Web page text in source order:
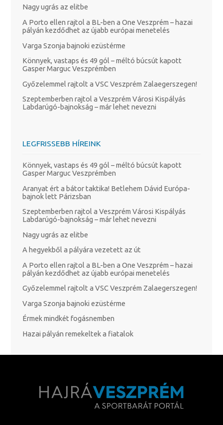
Nagy ugrás az elitbe
A Porto ellen rajtol a BL-ben a One Veszprém – hazai
pályán kezdődhet az újabb európai menetelés
Varga Szonja bajnoki ezüstérme
Könnyek, vastaps és 49 gól – méltó búcsút kapott
Gasper Marguc Veszprémben
Győzelemmel rajtolt a VSC Veszprém Zalaegerszegen!
Szeptemberben rajtol a Veszprém Városi Kispályás
Labdarúgó-bajnokság – már lehet nevezni
LEGFRISSEBB HÍREINK
Könnyek, vastaps és 49 gól – méltó búcsút kapott
Gasper Marguc Veszprémben
Aranyat ért a bátor taktika! Betlehem Dávid Európa-
bajnok lett Párizsban
Szeptemberben rajtol a Veszprém Városi Kispályás
Labdarúgó-bajnokság – már lehet nevezni
Nagy ugrás az elitbe
A hegyekből a pályára vezetett az út
A Porto ellen rajtol a BL-ben a One Veszprém – hazai
pályán kezdődhet az újabb európai menetelés
Győzelemmel rajtolt a VSC Veszprém Zalaegerszegen!
Varga Szonja bajnoki ezüstérme
Érmek mindkét fogásnemben
Hazai pályán remekeltek a fiatalok